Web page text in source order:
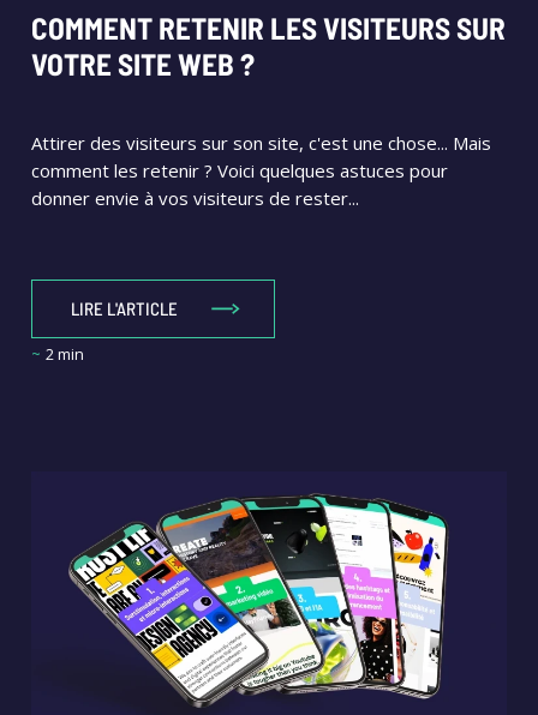
COMMENT RETENIR LES VISITEURS SUR
VOTRE SITE WEB ?
Attirer des visiteurs sur son site, c'est une chose... Mais
comment les retenir ? Voici quelques astuces pour
donner envie à vos visiteurs de rester...
LIRE L'ARTICLE
~ 2 min